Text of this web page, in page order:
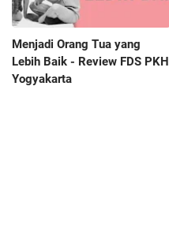
Menjadi Orang Tua yang
Lebih Baik - Review FDS PKH
Yogyakarta